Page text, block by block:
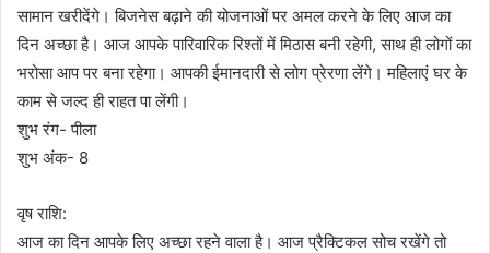
सामान खरीदेंगे। बिजनेस बढ़ाने की योजनाओं पर अमल करने के लिए आज का
दिन अच्छा है। आज आपके पारिवारिक रिश्तों में मिठास बनी रहेगी, साथ ही लोगों का
भरोसा आप पर बना रहेगा। आपकी ईमानदारी से लोग प्रेरणा लेंगे। महिलाएं घर के
काम से जल्द ही राहत पा लेंगी।
शुभ रंग- पीला
शुभ अंक- 8
वृष राशि:
आज का दिन आपके लिए अच्छा रहने वाला है। आज प्रैक्टिकल सोच रखेंगे तो